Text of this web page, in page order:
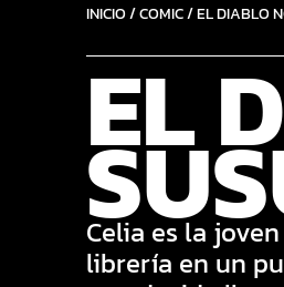
INICIO/COMIC/ EL DIABLO
EL
Celia es la
librería en un